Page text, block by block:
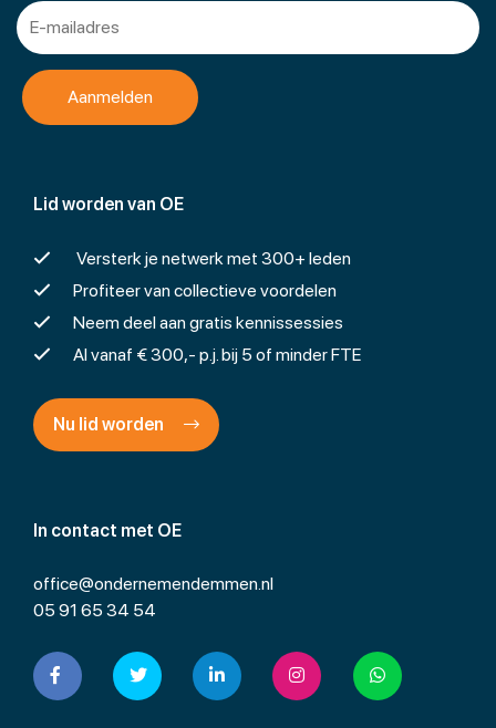
In contact met OE
office@ondernemendemmen.nl
05 91 65 34 54
Lid worden van OE
Versterk je netwerk met 300+ leden
Profiteer van collectieve voordelen
Neem deel aan gratis kennissessies
Al vanaf € 300,- p.j. bij 5 of minder FTE
Nu lid worden